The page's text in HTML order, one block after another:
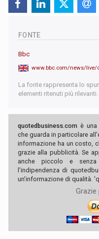
FONTE
Bbc
La fonte rappresenta lo
elementi ritenuti più rilevanti.
quotedbusiness.com è una
che guarda in particolare
informazione ha un costo,
grazie alla pubblicità. Se
anche piccolo e senza
l'indipendenza di
un'informazione di qualità.
Grazie